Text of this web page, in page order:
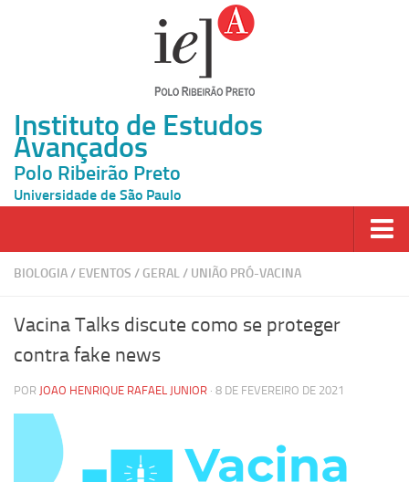
Instituto de Estudos
Avançados
Polo Ribeirão Preto
Universidade de São Paulo
Página Inicial
Inscrição
Pesquisa
Grupos de Estudo
BIOLOGIA/ EVENTOS / GERAL/ UNIÃO PRÓ-VACINA
Vacina Talks discute como se proteger
contra fake news
POR JOAO HENRIQUE RAFAEL JUNIOR · 8 DE FEVEREIRO DE 2021